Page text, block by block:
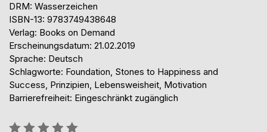
DRM: Wasserzeichen
ISBN-13: 9783749438648
Verlag: Books on Demand
Erscheinungsdatum: 21.02.2019
Sprache: Deutsch
Schlagworte: Foundation, Stones to Happiness and
Success, Prinzipien, Lebensweisheit, Motivation
Barrierefreiheit: Eingeschränkt zugänglich
Bewertung::